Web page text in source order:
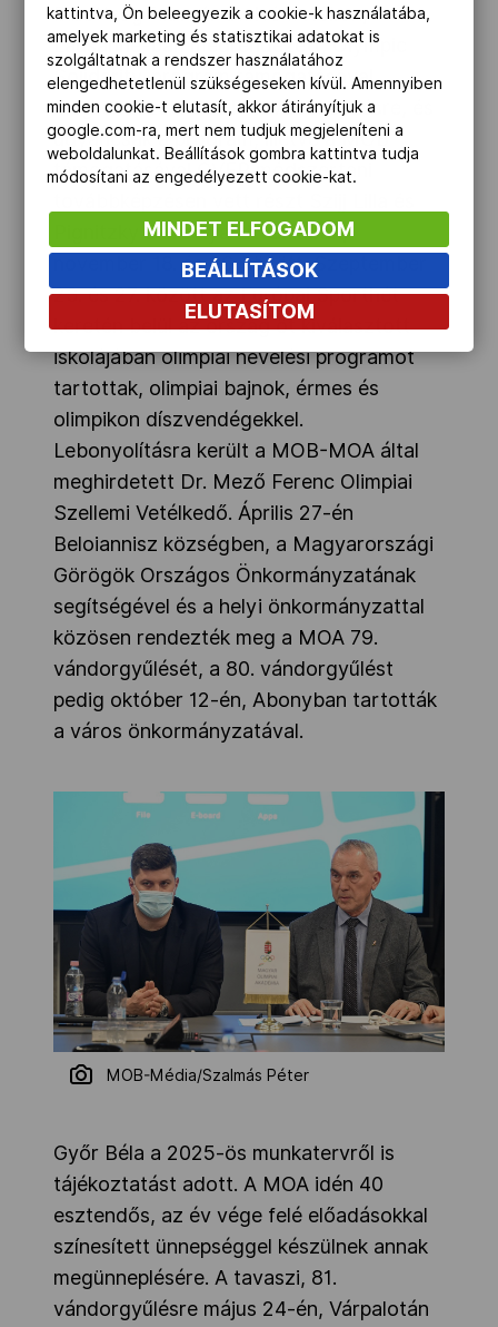
Bizottság február utolsó hetében,
Lausanne-ban megrendezett, Olympic
Solidarity-program támogatásával
megrendezett OVEP-továbbképzésre, és
ugyancsak a program, illetve a MOB
támogatásával OVEP módszertani
Pignitzky Dorottya Litvániában,
november 18. és 26. között. Szeptember
23. és 27. között az Európai Sporthét
keretén belül az ország öt kiválasztott
iskolájában olimpiai nevelési programot
tartottak, olimpiai bajnok, érmes és
olimpikon díszvendégekkel.
Lebonyolításra került a MOB-MOA által
meghirdetett Dr. Mező Ferenc Olimpiai
Szellemi Vetélkedő. Április 27-én
Beloiannisz községben, a Magyarországi
Görögök Országos Önkormányzatának
segítségével és a helyi önkormányzattal
közösen rendezték meg a MOA 79.
vándorgyűlését, a 80. vándorgyűlést
pedig október 12-én, Abonyban tartották
a város önkormányzatával.
MOB-Média/Szalmás Péter
Győr Béla a 2025-ös munkatervről is
tájékoztatást adott. A MOA idén 40
esztendős, az év vége felé előadásokkal
színesített ünnepséggel készülnek annak
megünneplésére. A tavaszi, 81.
vándorgyűlésre május 24-én, Várpalotán
kattintva, Ön beleegyezik a cookie-k használatába,
amelyek marketing és statisztikai adatokat is
szolgáltatnak a rendszer használatához
elengedhetetlenül szükségeseken kívül. Amennyiben
minden cookie-t elutasít, akkor átirányítjuk a
google.com-ra, mert nem tudjuk megjeleníteni a
weboldalunkat. Beállítások gombra kattintva tudja
módosítani az engedélyezett cookie-kat.
MINDET ELFOGADOM
BEÁLLÍTÁSOK
ELUTASÍTOM